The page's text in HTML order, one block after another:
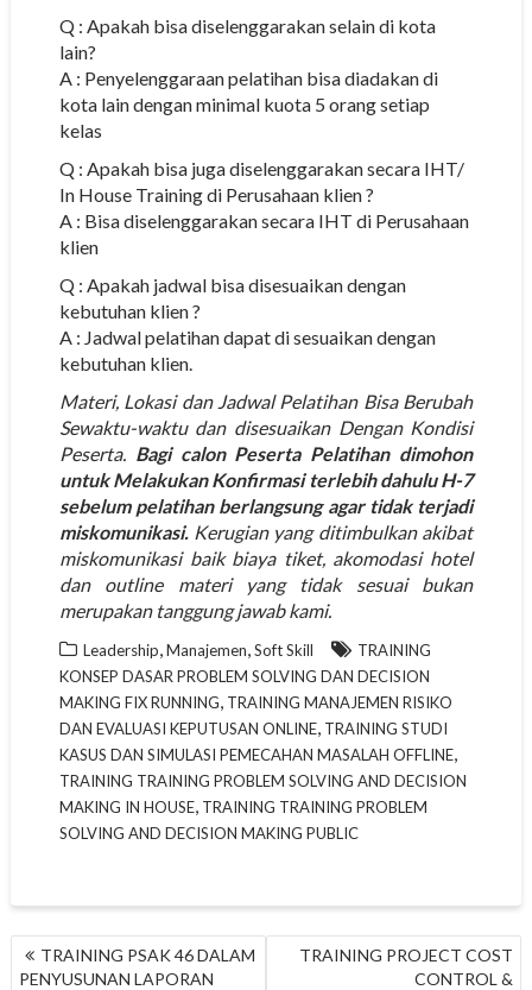
Q : Apakah bisa diselenggarakan selain di kota
lain?
A : Penyelenggaraan pelatihan bisa diadakan di
kota lain dengan minimal kuota 5 orang setiap
kelas
Q : Apakah bisa juga diselenggarakan secara IHT/
In House Training di Perusahaan klien ?
A : Bisa diselenggarakan secara IHT di Perusahaan
klien
Q : Apakah jadwal bisa disesuaikan dengan
kebutuhan klien ?
A : Jadwal pelatihan dapat di sesuaikan dengan
kebutuhan klien.
Materi, Lokasi dan Jadwal Pelatihan Bisa Berubah
Sewaktu-waktu dan disesuaikan Dengan Kondisi
Peserta.Bagi calon Peserta Pelatihan dimohon
untuk Melakukan Konfirmasi terlebih dahulu H-7
sebelum pelatihan berlangsung agar tidak terjadi
miskomunikasi.Kerugian yang ditimbulkan akibat
miskomunikasi baik biaya tiket, akomodasi hotel
dan outline materi yang tidak sesuai bukan
merupakan tanggung jawab kami.
Leadership,Manajemen,Soft Skill
TRAINING
KONSEP DASAR PROBLEM SOLVING DAN DECISION
MAKING FIX RUNNING, TRAINING MANAJEMEN RISIKO
DAN EVALUASI KEPUTUSAN ONLINE, TRAINING STUDI
KASUS DAN SIMULASI PEMECAHAN MASALAH OFFLINE,
TRAINING TRAINING PROBLEM SOLVING AND DECISION
MAKING IN HOUSE, TRAINING TRAINING PROBLEM
SOLVING AND DECISION MAKING PUBLIC
NAVIGASI
POS
TRAINING PSAK 46 DALAM
PENYUSUNAN LAPORAN
TRAINING PROJECT COST
CONTROL &